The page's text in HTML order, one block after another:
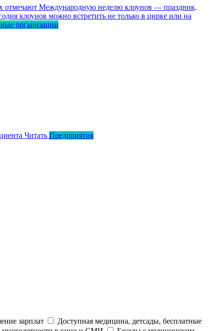
отмечают Международную неделю клоунов — праздник,
клоунов можно встретить не только в цирке или на
организации
Читать Предприятия
зарплат
Доступная медицина, детсады, бесплатные